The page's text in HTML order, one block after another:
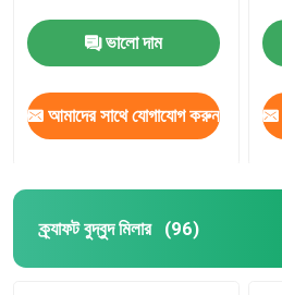
ভালো দাম
আমাদের সাথে যোগাযোগ করুন
ক্র্যাফট বুদ্বুদ মিলার (96)